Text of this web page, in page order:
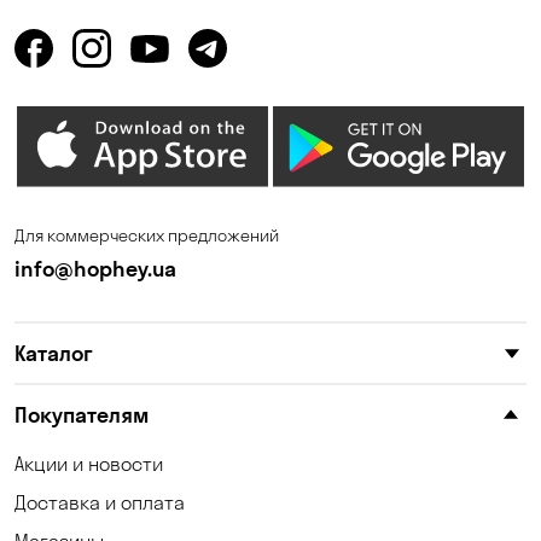
Гостомель
Зазимье Запорожье
Каменные Потоки
Княжичи
Котовка
Красноселка
Для коммерческих предложений
info@hophey.ua
Каталог
Покупателям
Акции и новости
Доставка и оплата